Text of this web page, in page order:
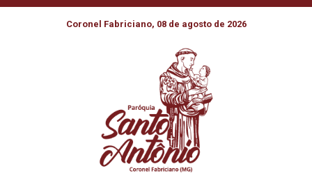
Coronel Fabriciano, 08 de agosto de 2026